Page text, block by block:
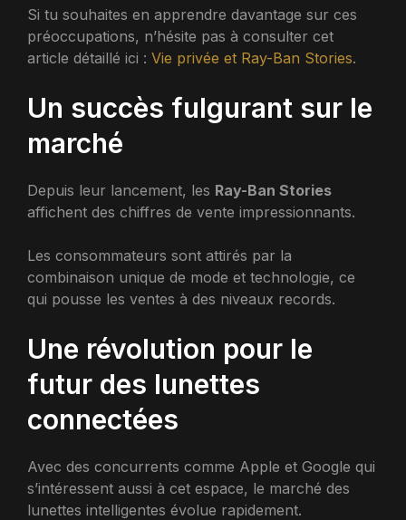
Si tu souhaites en apprendre davantage sur ces
préoccupations, n’hésite pas à consulter cet
article détaillé ici : Vie privée et Ray-Ban Stories.
Un succès fulgurant sur le
marché
Depuis leur lancement, les Ray-Ban Stories
affichent des chiffres de vente impressionnants.
Les consommateurs sont attirés par la
combinaison unique de mode et technologie, ce
qui pousse les ventes à des niveaux records.
Une révolution pour le
futur des lunettes
connectées
Avec des concurrents comme Apple et Google qui
s’intéressent aussi à cet espace, le marché des
lunettes intelligentes évolue rapidement.